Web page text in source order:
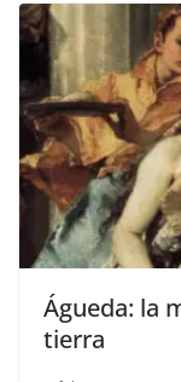
Águeda: la
tierra